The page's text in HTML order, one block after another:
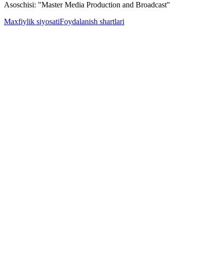
Asoschisi: "Master Media Production and Broadcast"
Maxfiylik siyosatiFoydalanish shartlari